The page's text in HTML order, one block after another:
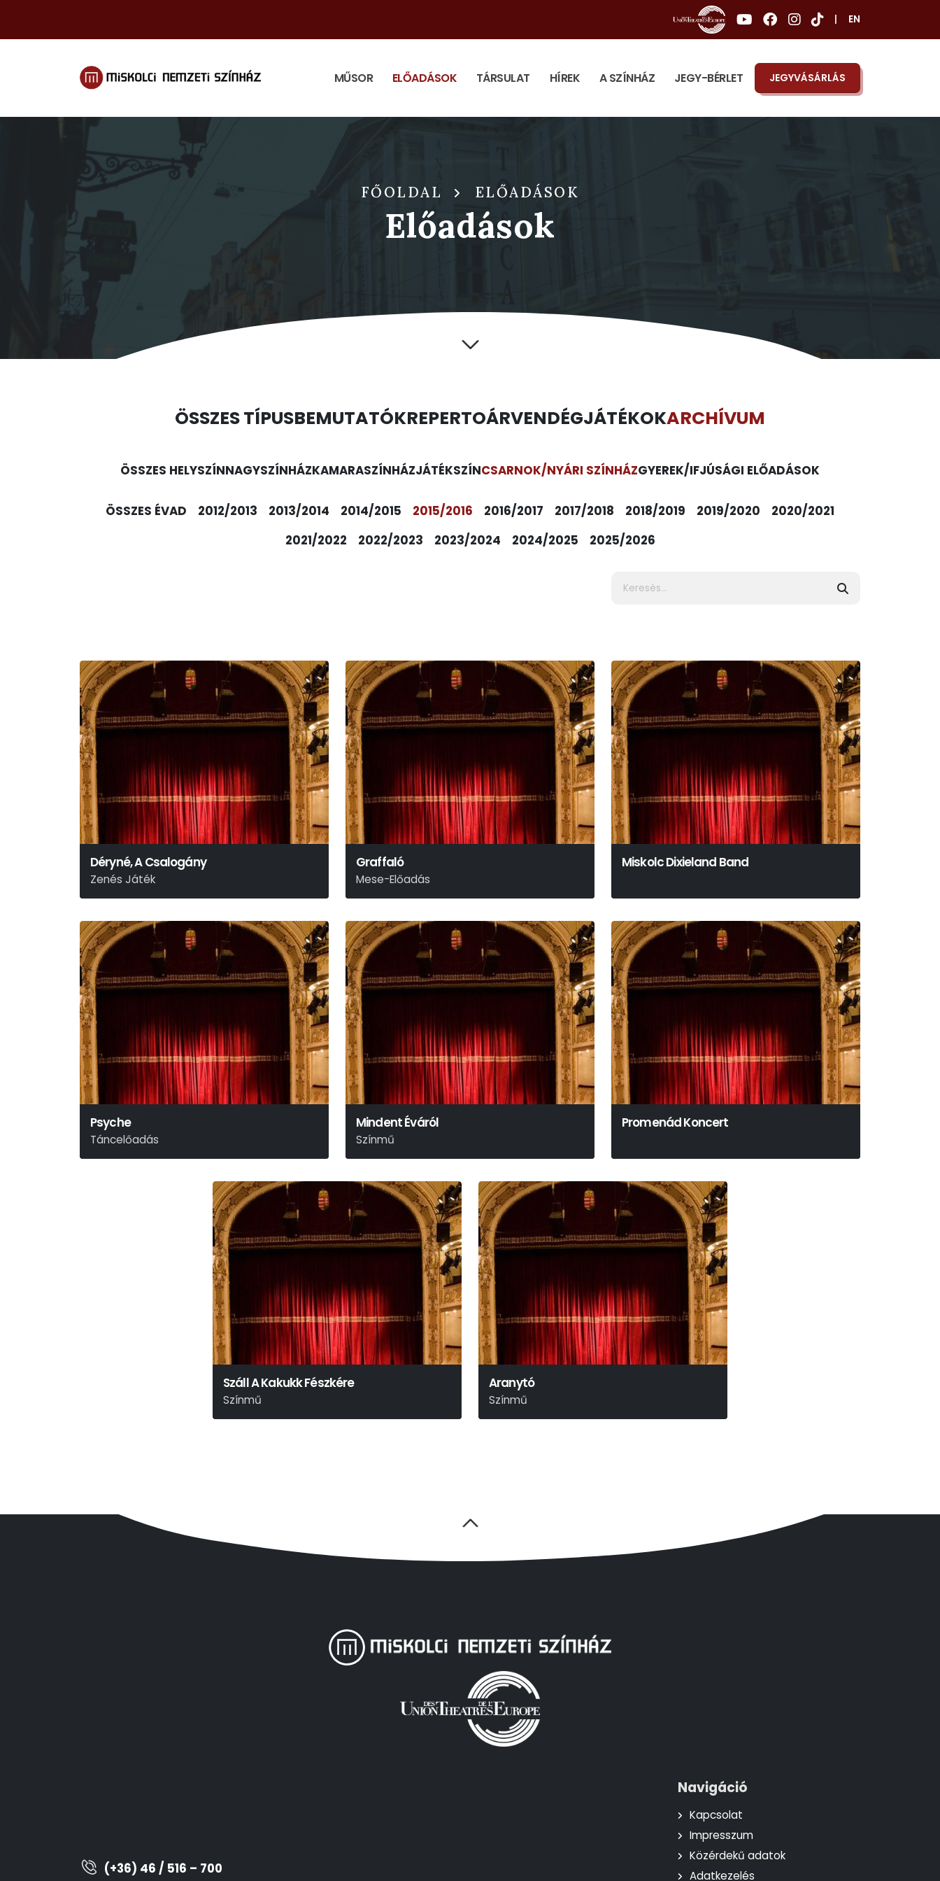
EN
MŰSOR ELŐADÁSOK TÁRSULAT HÍREK A SZÍNHÁZ JEGY-BÉRLET JEGYVÁSÁRLÁS
FŐOLDAL ELŐADÁSOK
Előadások
ÖSSZES TÍPUSBEMUTATÓKREPERTOÁRVENDÉGJÁTÉKOKARCHÍVUM
ÖSSZES HELYSZÍNNAGYSZÍNHÁZKAMARASZÍNHÁZJÁTÉKSZÍNCSARNOK/NYÁRI SZÍNHÁZGYEREK/IFJÚSÁGI ELŐADÁSOK
ÖSSZES ÉVAD 2012/2013 2013/2014 2014/2015 2015/2016 2016/2017 2017/2018 2018/2019 2019/2020
2020/2021
2021/2022
2022/2023 2023/2024 2024/2025 2025/2026
Déryné, A Csalogány
Zenés Játék
Graffaló
Mese-Előadás
Julia Donaldson
Miskolc Dixieland Band
Psyche
Táncelőadás
Weöres Sándor
Mindent Éváról
Színmű
Mary Orr
Promenád Koncert
Száll A Kakukk Fészkére
Színmű
Ken Kesey
Aranytó
Színmű
Ernest Thompson
(+36) 46 / 516 – 700
Navigáció
Kapcsolat
Impresszum
Közérdekű adatok
Adatkezelés